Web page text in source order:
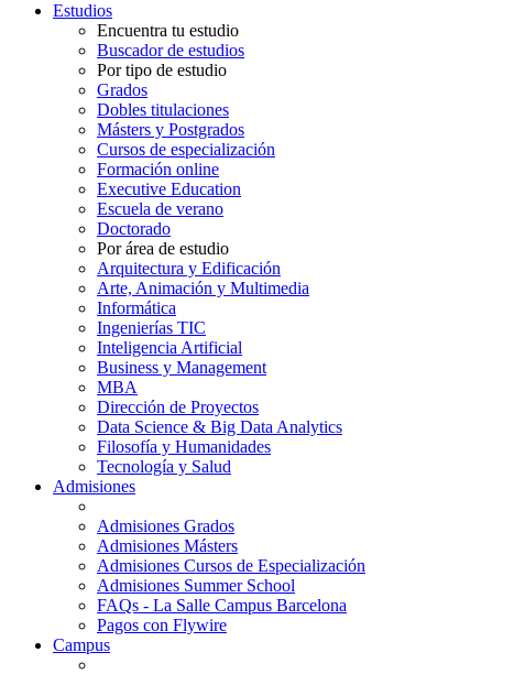
Estudios
Encuentra tu estudio
Buscador de estudios
Por tipo de estudio
Grados
Dobles titulaciones
Másters y Postgrados
Cursos de especialización
Formación online
Executive Education
Escuela de verano
Doctorado
Por área de estudio
Arquitectura y Edificación
Arte, Animación y Multimedia
Informática
Ingenierías TIC
Inteligencia Artificial
Business y Management
MBA
Dirección de Proyectos
Data Science & Big Data Analytics
Filosofía y Humanidades
Tecnología y Salud
Admisiones
Admisiones Grados
Admisiones Másters
Admisiones Cursos de Especialización
Admisiones Summer School
FAQs - La Salle Campus Barcelona
Pagos con Flywire
Campus